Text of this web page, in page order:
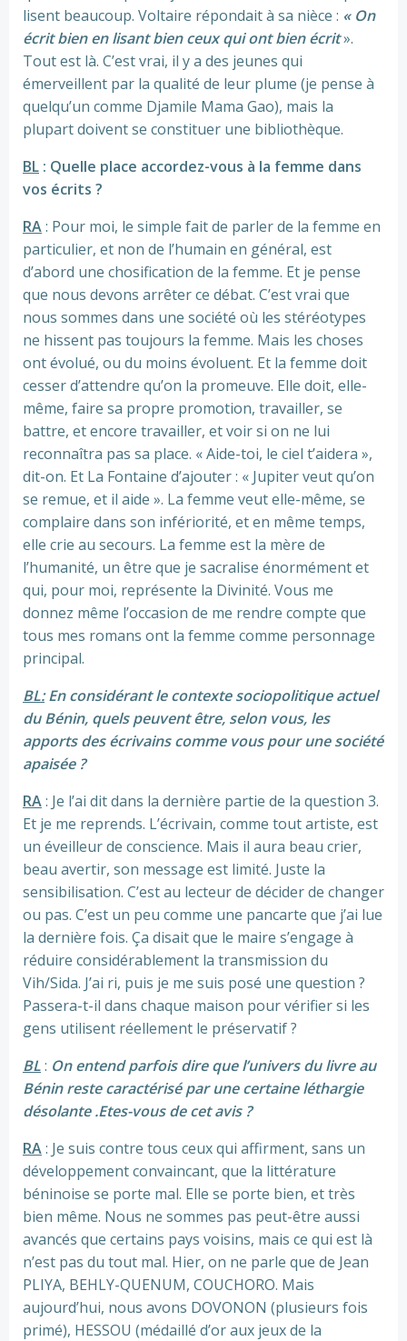
lisent beaucoup. Voltaire répondait à sa nièce : « On
écrit bien en lisant bien ceux qui ont bien écrit».
Tout est là. C’est vrai, il y a des jeunes qui
émerveillent par la qualité de leur plume (je pense à
quelqu’un comme Djamile Mama Gao), mais la
plupart doivent se constituer une bibliothèque.
BL : Quelle place accordez-vous à la femme dans
vos écrits ?
RA: Pour moi, le simple fait de parler de la femme en
particulier, et non de l’humain en général, est
d’abord une chosification de la femme. Et je pense
que nous devons arrêter ce débat. C’est vrai que
nous sommes dans une société où les stéréotypes
ne hissent pas toujours la femme. Mais les choses
ont évolué, ou du moins évoluent. Et la femme doit
cesser d’attendre qu’on la promeuve. Elle doit, elle-
même, faire sa propre promotion, travailler, se
battre, et encore travailler, et voir si on ne lui
reconnaîtra pas sa place. « Aide-toi, le ciel t’aidera »,
dit-on. Et La Fontaine d’ajouter : « Jupiter veut qu’on
se remue, et il aide ». La femme veut elle-même, se
complaire dans son infériorité, et en même temps,
elle crie au secours. La femme est la mère de
l’humanité, un être que je sacralise énormément et
qui, pour moi, représente la Divinité. Vous me
donnez même l’occasion de me rendre compte que
tous mes romans ont la femme comme personnage
principal.
BL:En considérant le contexte sociopolitique actuel
du Bénin, quels peuvent être, selon vous, les
apports des écrivains comme vous pour une société
apaisée ?
RA: Je l’ai dit dans la dernière partie de la question 3.
Et je me reprends. L’écrivain, comme tout artiste, est
un éveilleur de conscience. Mais il aura beau crier,
beau avertir, son message est limité. Juste la
sensibilisation. C’est au lecteur de décider de changer
ou pas. C’est un peu comme une pancarte que j’ai lue
la dernière fois. Ça disait que le maire s’engage à
réduire considérablement la transmission du
Vih/Sida. J’ai ri, puis je me suis posé une question ?
Passera-t-il dans chaque maison pour vérifier si les
gens utilisent réellement le préservatif ?
BL: On entend parfois dire que l’univers du livre au
Bénin reste caractérisé par une certaine léthargie
désolante .Etes-vous de cet avis ?
RA: Je suis contre tous ceux qui affirment, sans un
développement convaincant, que la littérature
béninoise se porte mal. Elle se porte bien, et très
bien même. Nous ne sommes pas peut-être aussi
avancés que certains pays voisins, mais ce qui est là
n’est pas du tout mal. Hier, on ne parle que de Jean
PLIYA, BEHLY-QUENUM, COUCHORO. Mais
aujourd’hui, nous avons DOVONON (plusieurs fois
primé), HESSOU (médaillé d’or aux jeux de la